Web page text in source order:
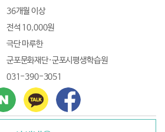
36개월 이상
전석 10,000원
극단 마루한
군포문화재단·군포시평생학습원
031-390-3051